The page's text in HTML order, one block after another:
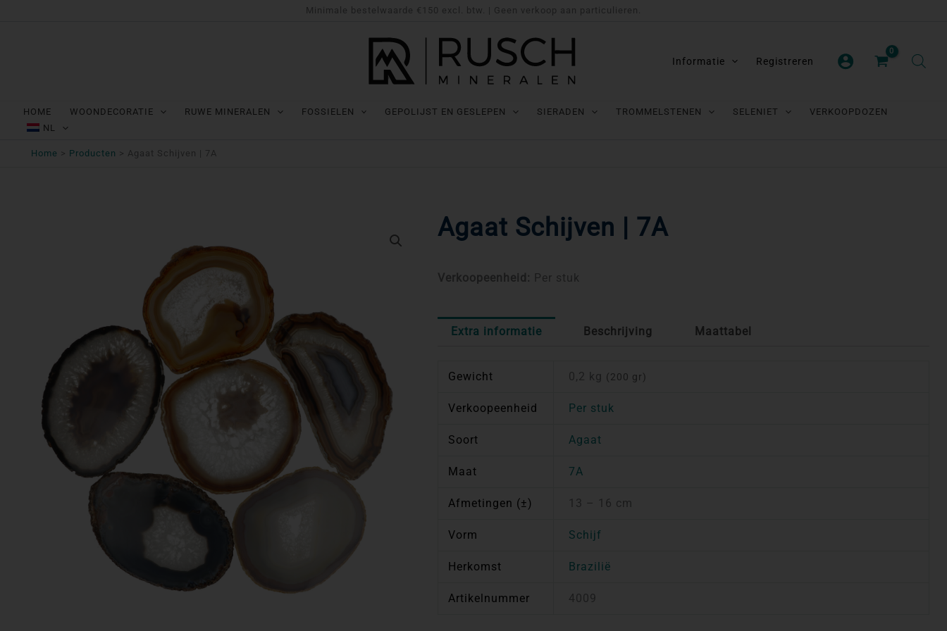
Minimale bestelwaarde €150 excl. btw. | Geen verkoop aan particulieren.
Informatie Registreren
HOME WOONDECORATIE RUWE MINERALEN FOSSIELEN GEPOLIJST EN GESLEPEN SIERADEN TROMMELSTENEN SELENIET
VERKOOPDOZEN
NL
Home Producten Agaat Schijven | 7A
Agaat Schijven | 7A
Verkoopeenheid: Per stuk
Extra informatie Beschrijving Maattabel
Gewicht 0,2 kg (200 gr)
Verkoopeenheid Per stuk
Soort Agaat
Maat 7A
Afmetingen (±) 13 – 16 cm
Vorm Schijf
Herkomst Brazilië
Artikelnummer 4009